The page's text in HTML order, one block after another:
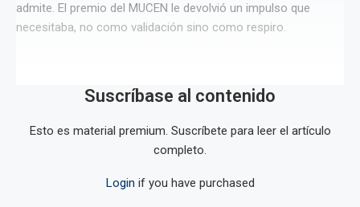
admite. El premio del MUCEN le devolvió un impulso que
necesitaba, no como validación sino como respiro.
Suscríbase al contenido
Esto es material premium. Suscríbete para leer el artículo
completo.
Login if you have purchased